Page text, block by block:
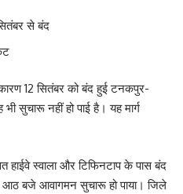
से बंद
12 सितंबर को बंद हुई टनकपुर-
सुचारू नहीं हो पाई है। यह मार्ग
हाईवे स्वाला और टिफिनटाप के पास बंद
आठ बजे आवागमन सुचारू हो पाया। जिले